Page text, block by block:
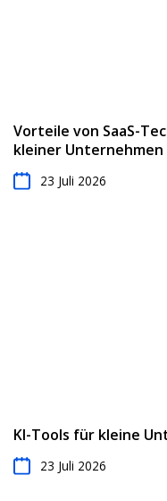
Vorteile von SaaS-
kleiner Unternehmen
23 Juli 2026
KI-Tools für kleine
23 Juli 2026